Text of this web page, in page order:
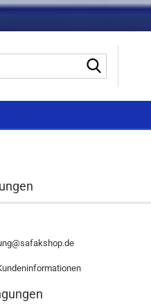
Standgeräte